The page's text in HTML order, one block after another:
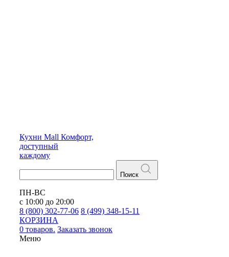
Кухни Mall Комфорт,
доступный
каждому
Поиск
ПН-ВС
с 10:00 до 20:00
8 (800) 302-77-06 8 (499) 348-15-11
КОРЗИНА
0 товаров. Заказать звонок
Меню